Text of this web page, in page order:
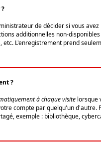
de décider si vous
additionnelles non-
L'enregistrement prend
?
à chaque visite lorsque
compte par quelqu'un
exemple : bibliothèque,